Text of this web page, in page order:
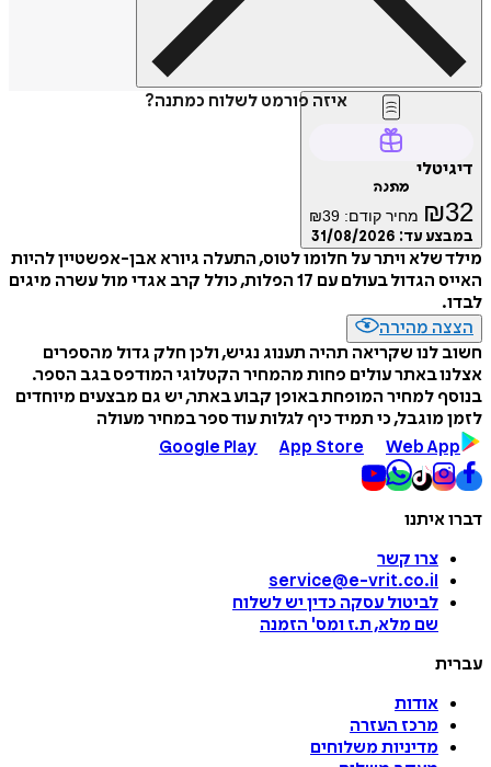
איזה פורמט לשלוח כמתנה?
דיגיטלי
מתנה
₪32 מחיר קודם: ₪39
במבצע עד: 31/08/2026
מילד שלא ויתר על חלומו לטוס, התעלה גיורא אבן-אפשטיין להיות
האייס הגדול בעולם עם 17 הפלות, כולל קרב אגדי מול עשרה מיגים
לבדו.
הצצה מהירה
חשוב לנו שקריאה תהיה תענוג נגיש, ולכן חלק גדול מהספרים
אצלנו באתר עולים פחות מהמחיר הקטלוגי המודפס בגב הספר.
בנוסף למחיר המופחת באופן קבוע באתר, יש גם מבצעים מיוחדים
לזמן מוגבל, כי תמיד כיף לגלות עוד ספר במחיר מעולה
Google Play
App Store Web App
דברו איתנו
צרו קשר
service@e-vrit.co.il
לביטול עסקה כדין יש לשלוח
שם מלא, ת.ז ומס' הזמנה
עברית
אודות
מרכז העזרה
מדיניות משלוחים